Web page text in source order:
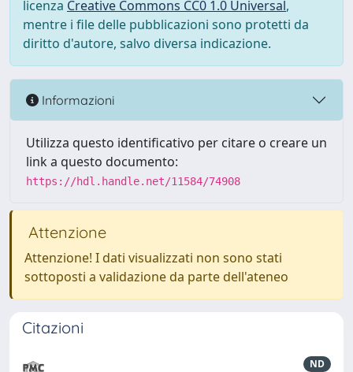
licenza Creative Commons CC0 1.0 Universal,
mentre i file delle pubblicazioni sono protetti da
diritto d'autore, salvo diversa indicazione.
Informazioni
Utilizza questo identificativo per citare o creare un
link a questo documento:
https://hdl.handle.net/11584/74908
Attenzione
Attenzione! I dati visualizzati non sono stati
sottoposti a validazione da parte dell'ateneo
Citazioni
ND